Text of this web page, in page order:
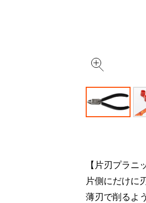
【片刃プラニ
片側にだけに
薄刃で削るよ